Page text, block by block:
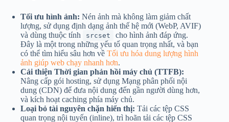
Tối ưu hình ảnh: Nén ảnh mà không làm giảm chất
lượng, sử dụng định dạng ảnh thế hệ mới (WebP, AVIF)
và dùng thuộc tính
srcset
cho hình ảnh đáp ứng.
Đây là một trong những yếu tố quan trọng nhất, và bạn
có thể tìm hiểu sâu hơn về Tối ưu hóa dung lượng hình
ảnh giúp web chạy nhanh hơn.
Cải thiện Thời gian phản hồi máy chủ (TTFB):
Nâng cấp gói hosting, sử dụng Mạng phân phối nội
dung (CDN) để đưa nội dung đến gần người dùng hơn,
và kích hoạt caching phía máy chủ.
Loại bỏ tài nguyên chặn hiển thị: Tải các tệp CSS
quan trọng nội tuyến (inline), trì hoãn tải các tệp CSS